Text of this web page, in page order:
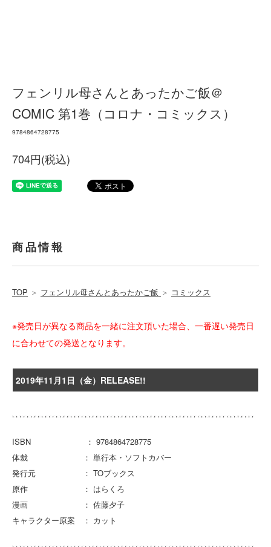
フェンリル母さんとあったかご飯＠
COMIC 第1巻（コロナ・コミックス）
9784864728775
704円(税込)
商品情報
TOP ＞ フェンリル母さんとあったかご飯 ＞ コミックス
※発売日が異なる商品を一緒に注文頂いた場合、一番遅い発売日
に合わせての発送となります。
2019年11月1日（金）RELEASE!!
ISBN ： 9784864728775
体裁 ： 単行本・ソフトカバー
発行元 ： TOブックス
原作 ： はらくろ
漫画 ： 佐藤夕子
キャラクター原案 ： カット